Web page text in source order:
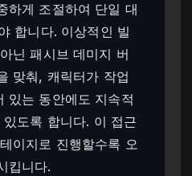
하게 조절하여 단일 대
합니다. 이상적인 빌
닌 패시브 데미지 버
맞춰, 캐릭터가 작업
있는 동안에도 지속적
도록 합니다. 이 접근
이지로 진행할수록 오
킵니다.